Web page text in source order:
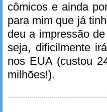
cômicos e ainda
para mim que já
deu a impressão
seja, dificilmente
nos EUA (custou
milhões!).